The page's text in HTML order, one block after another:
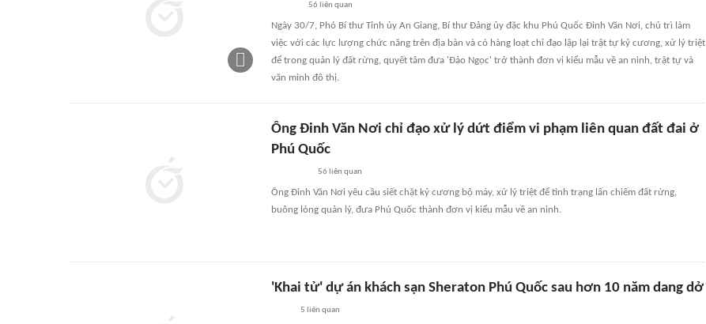
56 liên quan
Ngày 30/7, Phó Bí thư Tỉnh ủy An Giang, Bí thư Đảng ủy đặc khu Phú Quốc Đinh Văn Nơi, chủ trì làm
việc với các lực lượng chức năng trên địa bàn và có hàng loạt chỉ đạo lập lại trật tự kỷ cương, xử lý triệt
để trong quản lý đất rừng, quyết tâm đưa 'Đảo Ngọc' trở thành đơn vị kiểu mẫu về an ninh, trật tự và
văn minh đô thị.
Ông Đinh Văn Nơi chỉ đạo xử lý dứt điểm vi phạm liên quan đất đai ở
Phú Quốc
56 liên quan
Ông Đinh Văn Nơi yêu cầu siết chặt kỷ cương bộ máy, xử lý triệt để tình trạng lấn chiếm đất rừng,
buông lỏng quản lý, đưa Phú Quốc thành đơn vị kiểu mẫu về an ninh.
'Khai tử' dự án khách sạn Sheraton Phú Quốc sau hơn 10 năm dang dở
5 liên quan